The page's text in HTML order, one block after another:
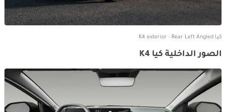
كيا K4 exterior - Rear Left Angled
الصور الداخلية كيا K4